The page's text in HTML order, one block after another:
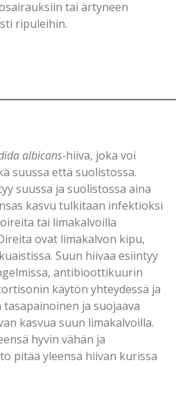
tai ärtyneen
ripuleihin.
albicans-hiiva, joka voi
suussa että suolistossa.
suussa ja suolistossa aina
kasvu tulkitaan infektioksi
tai limakalvoilla
ovat limakalvon kipu,
Suun hiivaa esiintyy
antibioottikuurin
käytön yhteydessä ja
ja suojaava
kasvua suun limakalvoilla.
hyvin vähän ja
pitää yleensä hiivan kurissa